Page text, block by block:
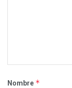
Nombre *